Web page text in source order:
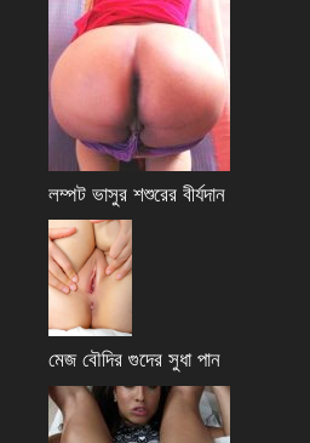
লম্পট ভাসুর শশুরের বীর্যদান
মেজ বৌদির গুদের সুধা পান